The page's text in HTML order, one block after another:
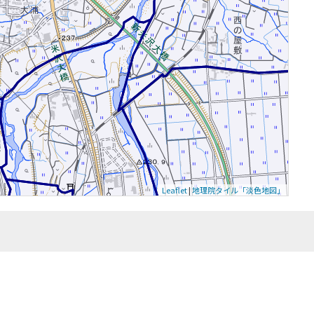
Leaflet|地理院タイル「淡色地図」